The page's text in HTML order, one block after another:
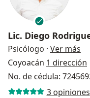
Lic. Diego
Psicólogo · Ver más
Coyoacán 1 dirección
No. de cédula:
3 opiniones